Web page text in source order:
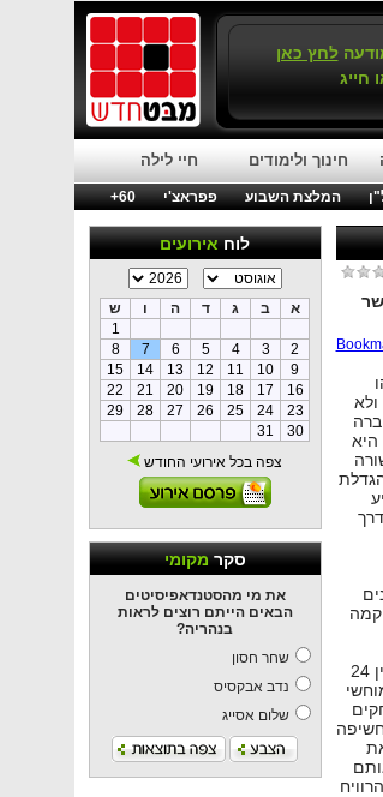
לחץ כאן
חייג
חינוך ולימודים חיי לילה
המלצת השבוע פפראצ'י
60+
לוחאירועים
א ב ג ד ה ו
ש
1
2
3
4
5
6
7
8
9
10
11
12
13
14
15
16
17
18
19
20
21
22
23
24
25
26
27
28
29
30
31
צפה בכל אירועי החודש
סקרמקומי
את מי מהסטנדאפיסיטים
הבאים הייתם רוצים לראות
בנהריה?
שחר חסון
נדב אבקסיס
שלום אסייג
היא
אינטרנטית פועלים על מנת ולהקים חנות בה יוכלו לבצע מכירות אונליין 24